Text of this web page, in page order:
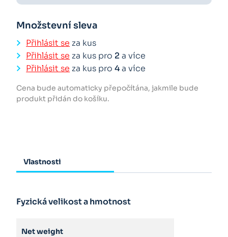
Množstevní sleva
Přihlásit se za kus
Přihlásit se za kus pro 2a více
Přihlásit se za kus pro4a více
Cena bude automaticky přepočítána, jakmile bude
produkt přidán do košíku.
Vlastnosti
Fyzická velikost a hmotnost
Net weight